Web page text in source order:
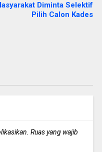
Diminta Selektif
Pilih Calon Kades
Ruas yang wajib